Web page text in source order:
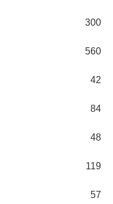
300
560
42
84
48
119
57